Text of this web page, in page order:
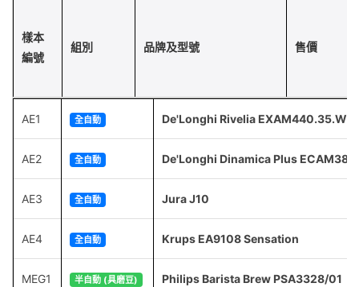
樣本
編號
組別 品牌及型號 售價
AE1 全自動 De'Longhi Rivelia EXAM440.35.W
AE2 全自動 De'Longhi Dinamica Plus
AE3 全自動 Jura J10
AE4 全自動 Krups EA9108 Sensation
MEG1 半自動 (具磨豆) Philips Barista Brew PSA3328/01